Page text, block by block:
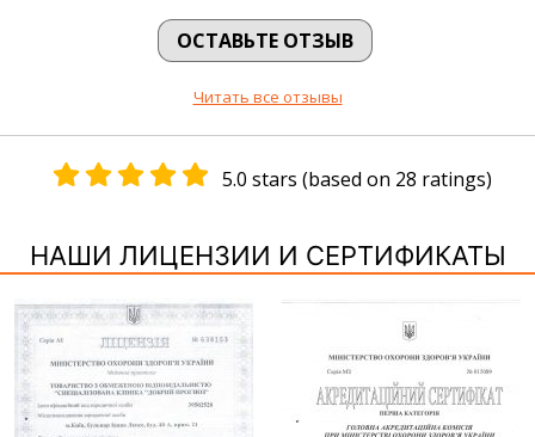
комфортно. Чудовий персонал, дуже уважні лікарі.
Володимировичу та лаборанту КТ Варченко Олені
Михайлівні, дуже професіональні та високого
рівня лікарі. Дякую Вам.
11.01.2023
Дуже вдячний лікарю Костянтину Вікторовичу
Коцубанову. Чудовий, дуже професійний
спеціаліст.
Володимир
ОСТАВЬТЕ ОТЗЫВ
Читать все отзывы
5.0 stars (based on 28 ratings)
НАШИ ЛИЦЕНЗИИ И СЕРТИФИКАТЫ